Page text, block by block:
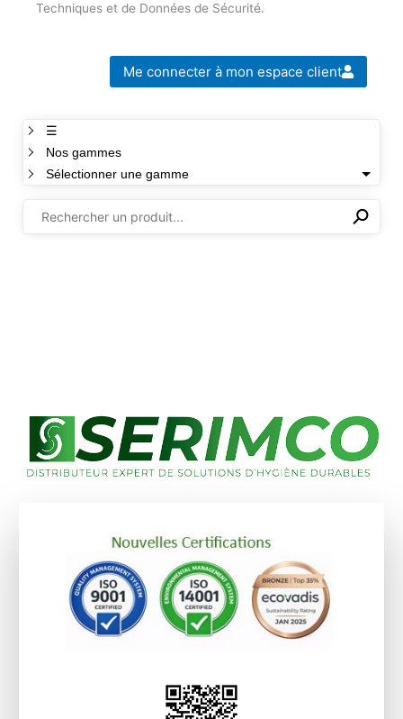
Techniques et de Données de Sécurité.
Me connecter à mon espace client
☰
Nos gammes
Sélectionner une gamme
⚲